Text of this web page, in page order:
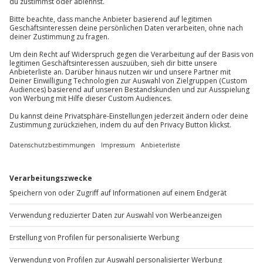
Mindestalter: 25 Jahre (Beifahrer 8 Jahre)
Gewicht: max. 230 kg (beide Fahrer insgesamt)
Teilnahme für Personen mit Handicap
(Prothesen) nach Absprache mit dem
Veranstalter möglich
Kein Alkohol-/Drogeneinfluss, keine Mitnahme
von Rollstühlen möglich
Gültiger Führerschein der Klasse B (mind. 3 Jahre
Kaution: 2.500,00 € (in bar/Kreditkarte/EC-Karte)
Beifahrern unter 12 Jahren)
Wetter
Bei Regen und Schnee wird das Erlebnis
verschoben (die Entscheidung obliegt dem
Veranstalter)
Ausrüstung & Kleidung
Kontakt & FAQ
Jochen Schweizer GmbH
Mühldorfstraße 8
81671 München
Du erreichst uns telefonisch zu folgenden Zeiten,
Mo-Fr: 8-20 Uhr | Sa: 10-16 Uhr
Sichere Dir attraktive Firmenkunden Vorteile.
+49 89 / 60 60 89 700
Mo-Fr: 9-17 Uhr
b2b@jochen-schweizer.de